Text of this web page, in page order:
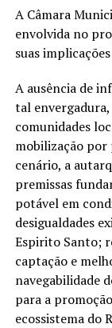
A Câmara
envolvida no
suas
A ausência de
tal
comunidades
mobilização
cenário, a
premissas
potável em
desigualdades
Espirito Santo;
captação e
navegabilidade
para a
ecossistema do